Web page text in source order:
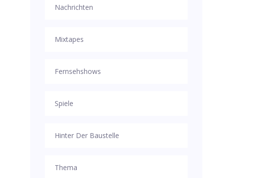
Nachrichten
Mixtapes
Fernsehshows
Spiele
Hinter Der Baustelle
Thema